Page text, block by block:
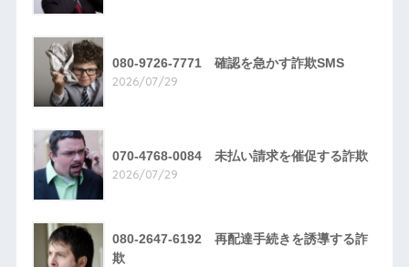
080-9726-7771 確認を急かす詐欺SMS
2026/07/29
070-4768-0084 未払い請求を催促する詐欺
2026/07/29
080-2647-6192 再配達手続きを誘導する詐
欺